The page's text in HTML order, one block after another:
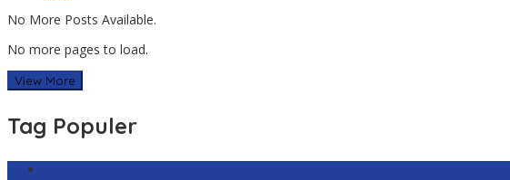
No More Posts Available.
No more pages to load.
View More
Tag Populer